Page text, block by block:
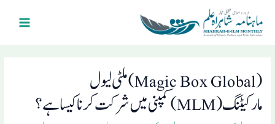
content
(Magic Box Global)ملٹی لیول
مارکیٹنگ(MLM) کمپنی میں شرکت کرنا کیسا ہے؟